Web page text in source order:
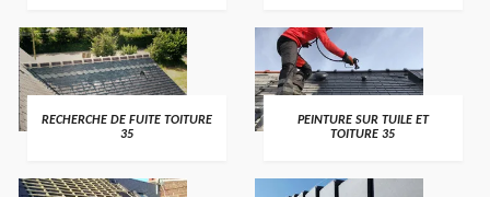
RECHERCHE DE FUITE TOITURE
35
PEINTURE SUR TUILE ET
TOITURE 35